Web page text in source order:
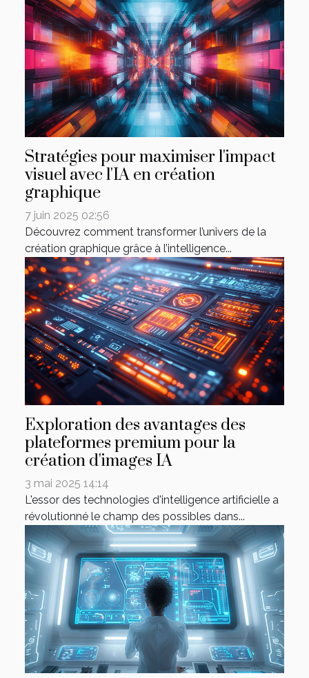
Stratégies pour maximiser l'impact
visuel avec l'IA en création
graphique
7 juin 2025 02:56
Découvrez comment transformer l’univers de la
création graphique grâce à l’intelligence...
Exploration des avantages des
plateformes premium pour la
création d'images IA
3 mai 2025 14:14
L'essor des technologies d'intelligence artificielle a
révolutionné le champ des possibles dans...